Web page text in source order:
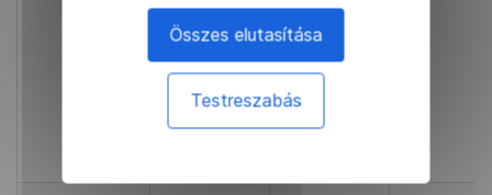
Összes elutasítása
Testreszabás
betöltődjön,
anélkül, hogy
a
újra ki kellene
választania a